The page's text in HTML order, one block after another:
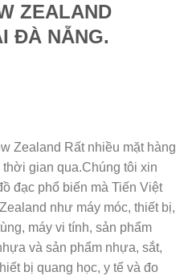
ZEALAND
ĐÀ NẴNG.
Zealand Rất nhiều mặt hàng
gian qua.Chúng tôi xin
đạc phổ biến mà Tiến Việt
như máy móc, thiết bị,
máy vi tính, sản phẩm
và sản phẩm nhựa, sắt,
bị quang học, y tế và đo